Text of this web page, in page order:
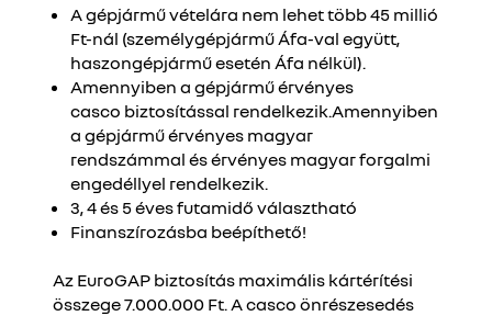
A gépjármű vételára nem lehet több 45 millió
Ft-nál (személygépjármű Áfa-val együtt,
haszongépjármű esetén Áfa nélkül).
Amennyiben a gépjármű érvényes
casco biztosítással rendelkezik.Amennyiben
a gépjármű érvényes magyar
rendszámmal és érvényes magyar forgalmi
engedéllyel rendelkezik.
3, 4 és 5 éves futamidő választható
Finanszírozásba beépíthető!
Az EuroGAP biztosítás maximális kártérítési
összege 7.000.000 Ft. A casco önrészesedés